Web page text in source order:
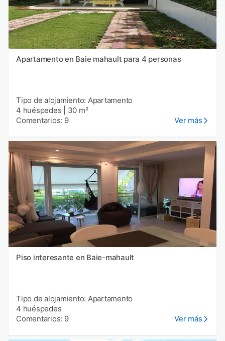
Apartamento en Baie mahault para 4 personas
Tipo de alojamiento: Apartamento
4 huéspedes
30 m²
Comentarios: 9
Ver más
Piso interesante en Baie-mahault
Tipo de alojamiento: Apartamento
4 huéspedes
Comentarios: 9
Ver más